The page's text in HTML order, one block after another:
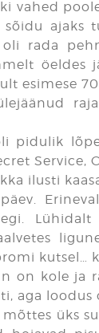
vahed
ajaks
oli rada
öeldes
esimese
pidulik
Service,
ilusti
Lühidalt
kutsel…
on kole ja
aga
üks